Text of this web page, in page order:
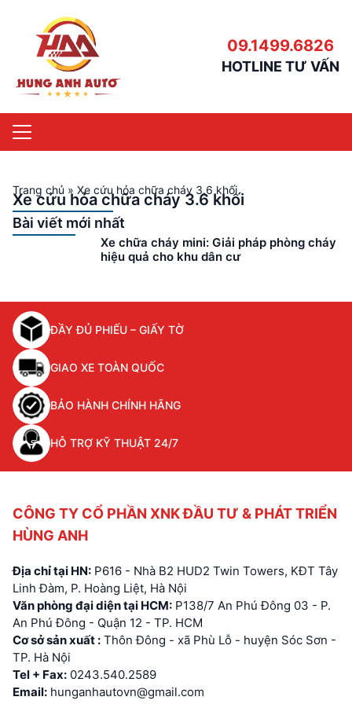
09.1499.6826
HOTLINE TƯ VẤN
Trang chủ » Xe cứu hỏa chữa cháy 3.6 khối
Xe cứu hỏa chữa cháy 3.6 khối
Bài viết mới nhất
Xe chữa cháy mini: Giải pháp phòng cháy
hiệu quả cho khu dân cư
ĐẦY ĐỦ PHIẾU – GIẤY TỜ
GIAO XE TOÀN QUỐC
BẢO HÀNH CHÍNH HÃNG
HỖ TRỢ KỸ THUẬT 24/7
CÔNG TY CỔ PHẦN XNK ĐẦU TƯ & PHÁT TRIỂN
HÙNG ANH
Địa chỉ tại HN: P616 - Nhà B2 HUD2 Twin Towers, KĐT Tây
Linh Đàm, P. Hoàng Liệt, Hà Nội
Văn phòng đại diện tại HCM: P138/7 An Phú Đông 03 - P.
An Phú Đông - Quận 12 - TP. HCM
Cơ sở sản xuất : Thôn Đông - xã Phù Lỗ - huyện Sóc Sơn -
TP. Hà Nội
Tel + Fax: 0243.540.2589
Email: hunganhautovn@gmail.com